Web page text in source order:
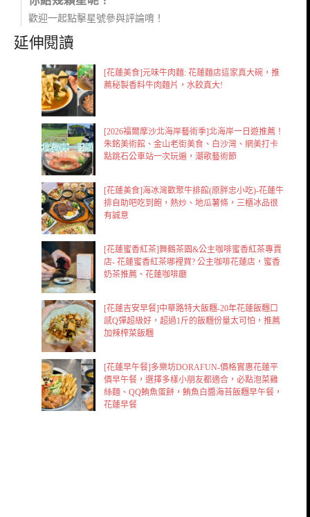
歡迎一起點擊星號參與評論唷！
延伸閱讀
[花蓮美食]元味牛肉麵: 花蓮麵店這家真大碗，推
薦秘製香料牛肉麵片，水餃真大!
[2026福爾摩沙北海岸藝術季]北海岸一日遊推薦！
朱銘美術館、金山老街美食、白沙灣、網美打卡
點跳石公車站一次玩遍，潮歌藝術節
[花蓮美食]海冰灣歡聚牛排館(原胖忠小吃)-花蓮牛
排自助吧吃到飽，熱炒、地瓜薯條，三櫃冰品很
有誠意
[花蓮蜜香紅茶]舞鶴茶園&公主咖啡蜜香紅茶專賣
店- 花蓮蜜香紅茶哪裡買? 公主咖啡花蓮店，蜜香
奶茶推薦、花蓮咖啡廳
[花蓮吉安早餐]中華路特大飯糰-20年花蓮飯糰口
感Q彈超級好，超過1斤的飯糰份量太可怕，推薦
加辣榨菜飯糰
[花蓮早午餐]多樂坊DORAFUN-價格實惠花蓮平
價早午餐，選擇多樣小朋友都適合，必點泡菜雞
絲麵、QQ鮪魚蛋餅，鮪魚白醬海苔飯糰早午餐，
花蓮早餐